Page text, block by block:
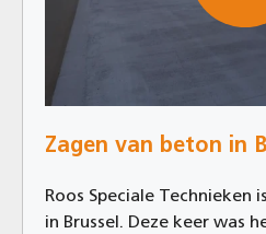
Zagen van beton in
Roos Speciale Technieken
in Brussel. Deze keer was